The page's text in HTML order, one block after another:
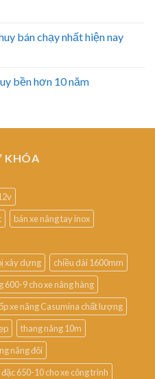
bán chạy nhất hiện nay
bền hơn 10 năm
KHÓA
bán xe nâng tay inox
xây dựng
chiều dài 1600mm
600-9 cho xe nâng hàng
xe nâng Casumina chất lượng
thang nâng 10m
nâng đôi
650-10 cho xe công trình